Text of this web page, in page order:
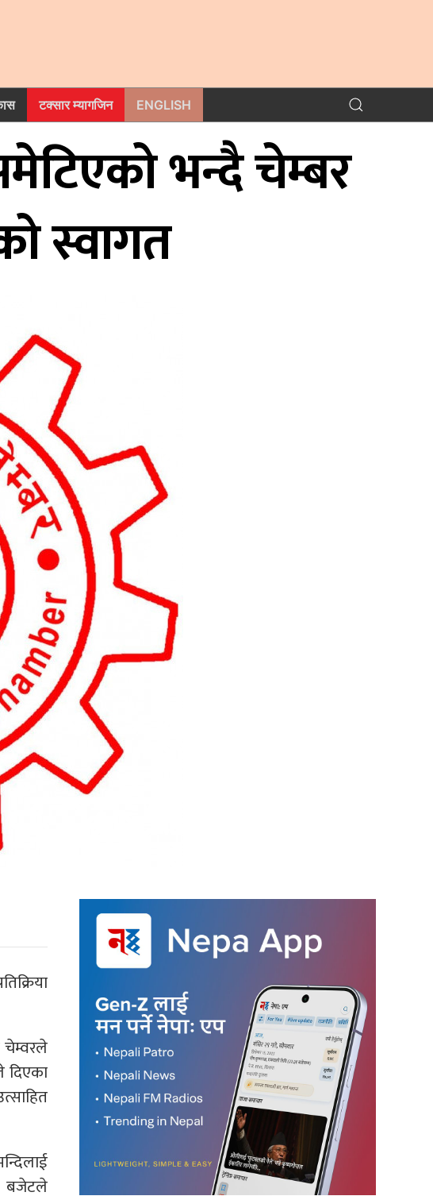
टक्सार म्यागजिन ENGLISH
भन्दै चेम्बर
स्वागत
चेम्वरले
दिएका
बजेटले